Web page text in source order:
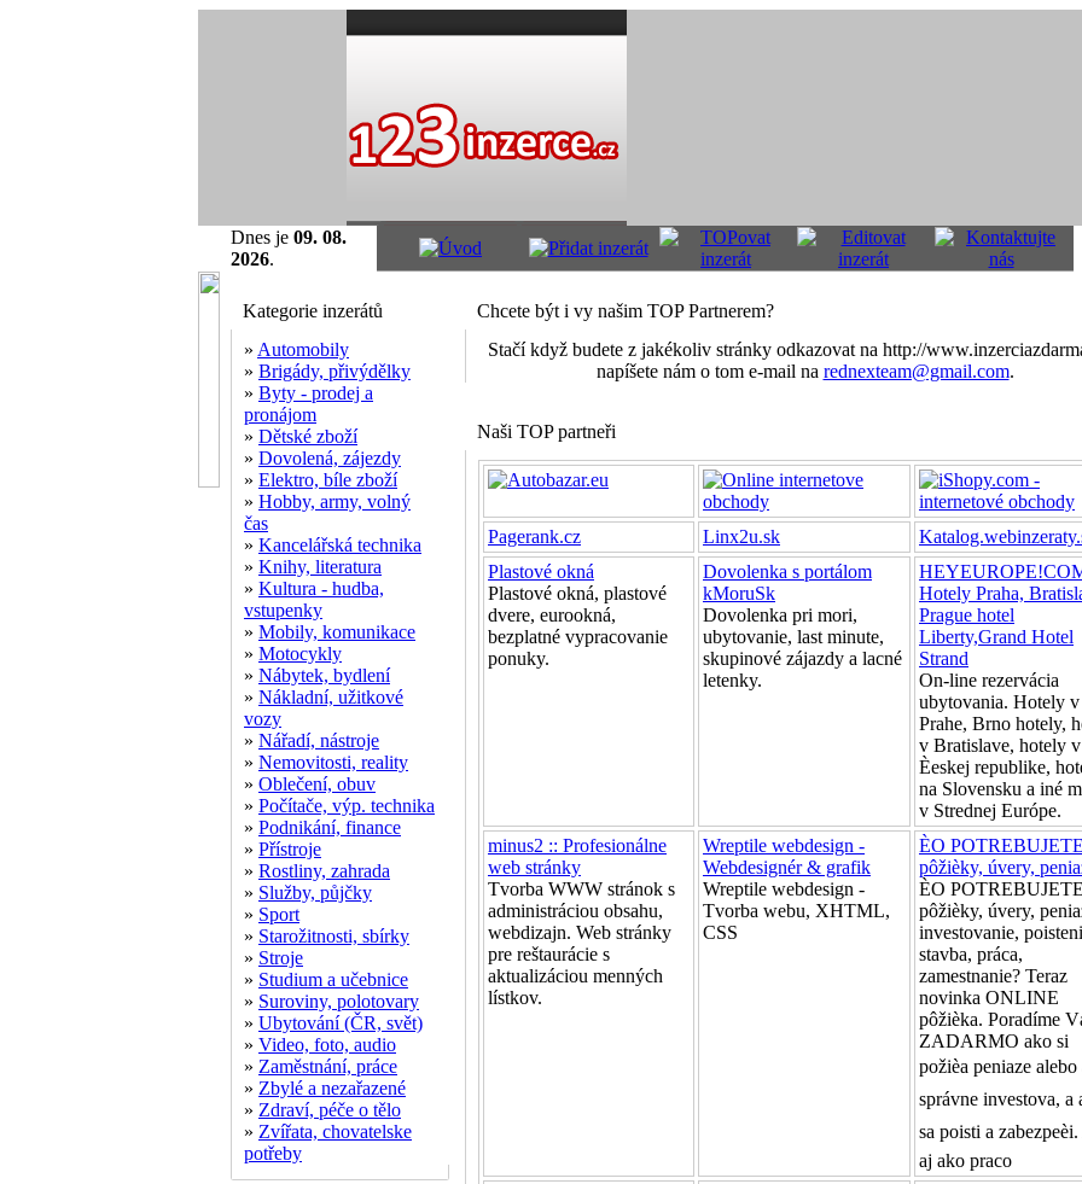
Dnes je 09. 08.
2026.
Kategorie inzerátů
» Automobily
» Brigády, přivýdělky
» Byty - prodej a
pronájom
» Dětské zboží
» Dovolená, zájezdy
» Elektro, bíle zboží
» Hobby, army, volný
čas
» Kancelářská technika
» Knihy, literatura
» Kultura - hudba,
vstupenky
» Mobily, komunikace
» Motocykly
» Nábytek, bydlení
» Nákladní, užitkové
vozy
» Nářadí, nástroje
» Nemovitosti, reality
» Oblečení, obuv
» Počítače, výp. technika
» Podnikání, finance
» Přístroje
» Rostliny, zahrada
» Služby, půjčky
» Sport
» Starožitnosti, sbírky
» Stroje
» Studium a učebnice
» Suroviny, polotovary
» Ubytování (ČR, svět)
» Video, foto, audio
» Zaměstnání, práce
» Zbylé a nezařazené
» Zdraví, péče o tělo
» Zvířata, chovatelske
potřeby
Chcete být i vy našim TOP Partnerem?
Stačí když budete z jakékoliv stránky odkazovat na http://
napíšete nám o tom e-mail na rednexteam@gmail.com.
Naši TOP partneři
Pagerank.cz Linx2u.sk
Plastové okná
Plastové okná, plastové
dvere, eurookná,
bezplatné vypracovanie
ponuky.
Dovolenka s portálom
kMoruSk
Dovolenka pri mori,
ubytovanie, last minute,
skupinové zájazdy a lacné
letenky.
Hotely Praha,
Prague hotel
Liberty,Grand Hotel
Strand
On-line rezervácia
ubytovania. Hotely v
Prahe, Brno hotely,
v Bratislave, hotely v
Èeskej republike,
na Slovensku a iné
v Strednej Európe.
minus2 :: Profesionálne
web stránky
Tvorba WWW stránok s
administráciou obsahu,
webdizajn. Web stránky
pre reštaurácie s
aktualizáciou menných
lístkov.
Wreptile webdesign -
Webdesignér & grafik
Wreptile webdesign -
Tvorba webu, XHTML,
CSS
ÈO
pôžièky, úvery,
ÈO
pôžièky, úvery,
investovanie,
stavba, práca,
zamestnanie? Teraz
novinka ONLINE
pôžièka. Poradíme
ZADARMO ako si
požièa peniaze
správne investova, a
sa poisti a
aj ako praco